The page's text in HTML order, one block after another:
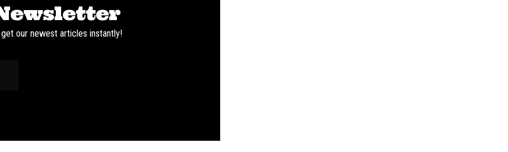
our newest articles instantly!